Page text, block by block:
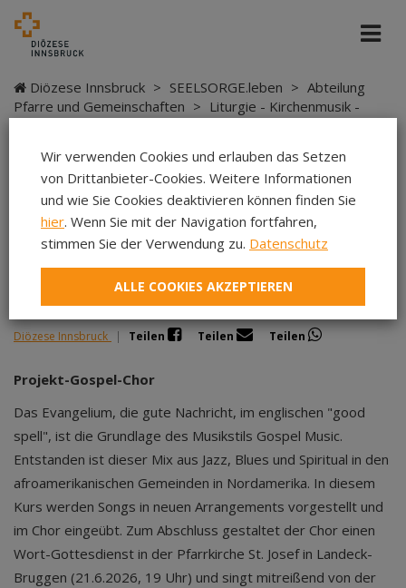
Diözese Innsbruck > SEELSORGE.leben > Abteilung
Pfarre und Gemeinschaften > Liturgie - Kirchenmusik -
Gospel Music
Diözese Innsbruck | Teilen Teilen Teilen
Projekt-Gospel-Chor
Das Evangelium, die gute Nachricht, im englischen "good
spell", ist die Grundlage des Musikstils Gospel Music.
Entstanden ist dieser Mix aus Jazz, Blues und Spiritual in den
afroamerikanischen Gemeinden in Nordamerika. In diesem
Kurs werden Songs in neuen Arrangements vorgestellt und
im Chor eingeübt. Zum Abschluss gestaltet der Chor einen
Wort-Gottesdienst in der Pfarrkirche St. Josef in Landeck-
Bruggen (21.6.2026, 19 Uhr) und singt mitreißend von der
Wir verwenden Cookies und erlauben das Setzen
von Drittanbieter-Cookies. Weitere Informationen
und wie Sie Cookies deaktivieren können finden Sie
hier. Wenn Sie mit der Navigation fortfahren,
stimmen Sie der Verwendung zu. Datenschutz
ALLE COOKIES AKZEPTIEREN